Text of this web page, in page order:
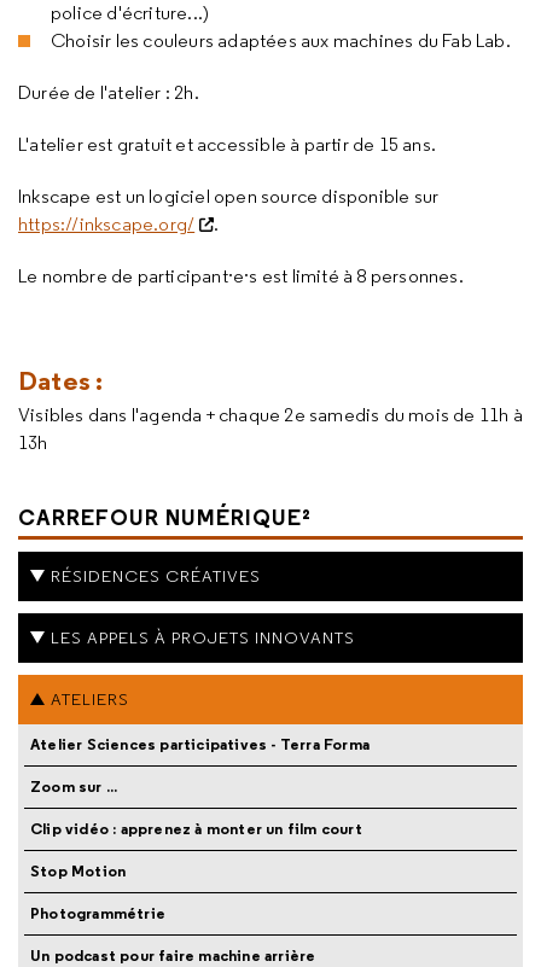
police d'écriture...)
Choisir les couleurs adaptées aux machines du Fab Lab.
Durée de l'atelier : 2h.
L'atelier est gratuit et accessible à partir de 15 ans.
Inkscape est un logiciel open source disponible sur
https://inkscape.org/
.
Le nombre de participant·e·s est limité à 8 personnes.
Dates :
Visibles dans l'agenda + chaque 2e samedis du mois de 11h à
13h
CARREFOUR NUMÉRIQUE²
RÉSIDENCES CRÉATIVES
LES APPELS À PROJETS INNOVANTS
ATELIERS
Atelier Sciences participatives - Terra Forma
Zoom sur ...
Clip vidéo : apprenez à monter un film court
Stop Motion
Photogrammétrie
Un podcast pour faire machine arrière